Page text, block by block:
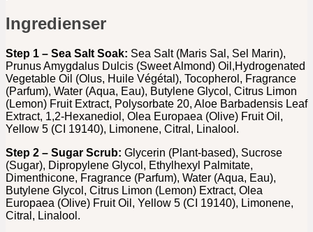
Ingredienser
Step 1 – Sea Salt Soak: Sea Salt (Maris Sal, Sel Marin),
Prunus Amygdalus Dulcis (Sweet Almond) Oil,Hydrogenated
Vegetable Oil (Olus, Huile Végétal), Tocopherol, Fragrance
(Parfum), Water (Aqua, Eau), Butylene Glycol, Citrus Limon
(Lemon) Fruit Extract, Polysorbate 20, Aloe Barbadensis Leaf
Extract, 1,2-Hexanediol, Olea Europaea (Olive) Fruit Oil,
Yellow 5 (CI 19140), Limonene, Citral, Linalool.
Step 2 – Sugar Scrub: Glycerin (Plant-based), Sucrose
(Sugar), Dipropylene Glycol, Ethylhexyl Palmitate,
Dimenthicone, Fragrance (Parfum), Water (Aqua, Eau),
Butylene Glycol, Citrus Limon (Lemon) Extract, Olea
Europaea (Olive) Fruit Oil, Yellow 5 (CI 19140), Limonene,
Citral, Linalool.